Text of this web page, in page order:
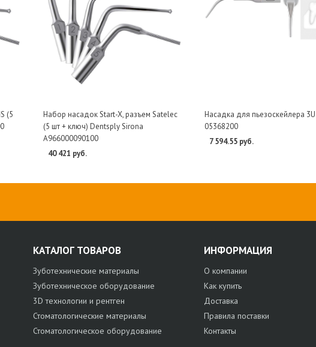
(5
Набор насадок Start-X, разъем Satelec
(5 шт + ключ) Dentsply Sirona
A966000090100
40 421 руб.
Насадка для пьезоскейлера
05368200
7 594.55 руб.
ИНФОРМАЦИЯ
О компании
Как купить
Доставка
Правила поставки
Контакты
КАТАЛОГ ТОВАРОВ
Зуботехнические материалы
Зуботехническое оборудование
3D технологии и рентген
Стоматологические материалы
Стоматологическое оборудование